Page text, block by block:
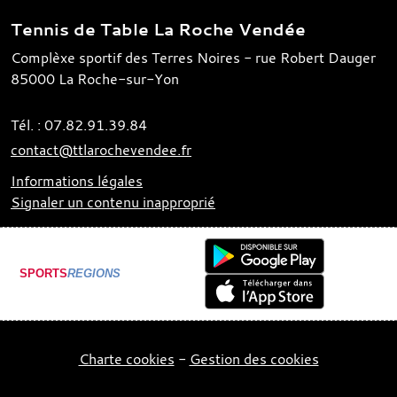
Tennis de Table La Roche Vendée
Complèxe sportif des Terres Noires - rue Robert Dauger
85000 La Roche-sur-Yon
Tél. : 07.82.91.39.84
contact@ttlarochevendee.fr
Informations légales
Signaler un contenu inapproprié
SPORTSREGIONS
Charte cookies Gestion des cookies